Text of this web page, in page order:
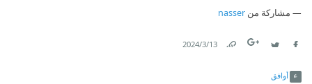
البلاد هو نفسه رئيس الدولة»‏(49)!
مشاركة من nasser
13‏/3‏/2024
أوافق